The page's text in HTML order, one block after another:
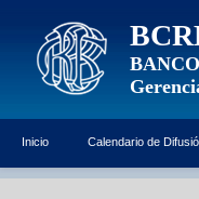
Inicio Calendario de